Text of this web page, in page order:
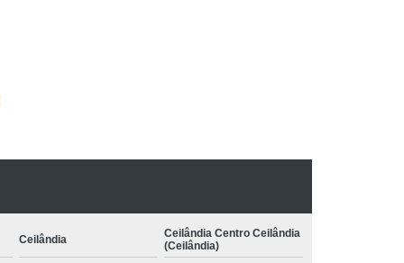
Neuroevolutivo Bobath Infantil
Claras
Conceito Bobath
Neuroevolutivo Bobath
Ceilândia
Ceilândia Centro Ceilândia
(Ceilândia)